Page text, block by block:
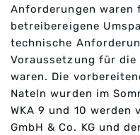
Anforderungen waren
betreibereigene
technische
Voraussetzung für die
waren. Die
Nateln wurden im
WKA 9 und 10 werden
GmbH & Co. KG und